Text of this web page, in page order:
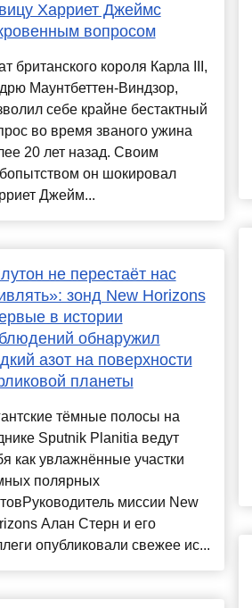
Харриет Джеймс
вопросом
британского короля Карла III,
Маунтбеттен-Виндзор,
себе крайне бестактный
во время званого ужина
20 лет назад. Своим
он шокировал
Джейм...
не перестаёт нас
зонд New Horizons
в истории
обнаружил
азот на поверхности
планеты
тёмные полосы на
Sputnik Planitia ведут
как увлажнённые участки
полярных
миссии New
Алан Стерн и его
опубликовали свежее ис...